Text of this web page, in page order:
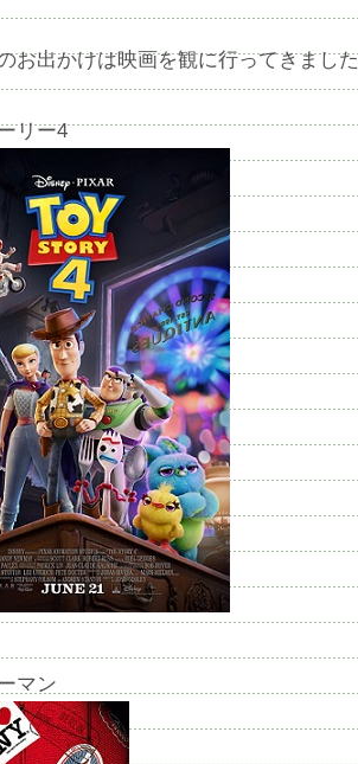
お出かけは映画を観に行ってきまし
リー4
マン